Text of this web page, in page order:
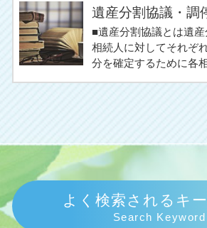
遺産分割協議・調
■遺産分割協議とは遺
相続人に対してそれぞ
分を確定するために各
よく検索されるキ
Search Keyword